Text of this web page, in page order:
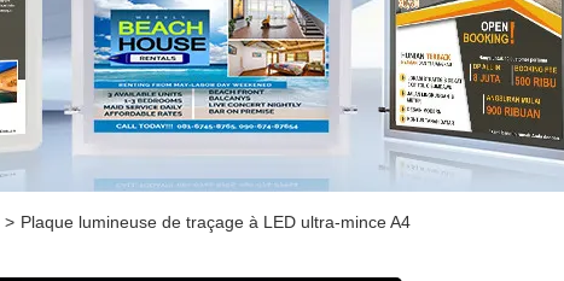
> Plaque lumineuse de traçage à LED ultra-mince A4